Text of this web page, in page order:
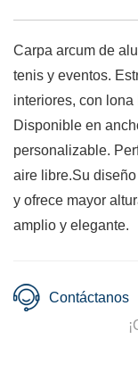
Carpa arcum de
tenis y eventos.
interiores, con
Disponible en
personalizable.
aire libre.Su
y ofrece mayor
amplio y elegante.
Contáctanos